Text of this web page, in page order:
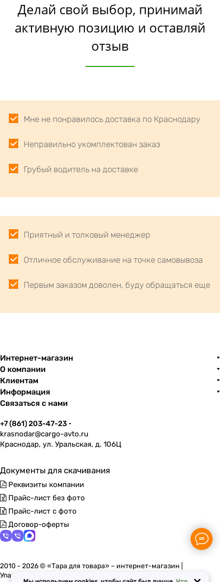
Делай свой выбор, принимай
активную позицию и оставляй
отзыв
Мне не понравилось доставка по Краснодару
Неправильно укомплектован заказ
Грубый водитель на доставке
Приятный и толковый менеджер
Отличное обслуживание на точке самовывоза
Первым заказом доволен, буду обращаться еще
Интернет-магазин
О компании
Клиентам
Информация
Связаться с нами
+7 (861) 203-47-23
krasnodar@cargo-avto.ru
Краснодар, ул. Уральская, д. 106Ц
Документы для скачивания
Реквизиты компании
Прайс-лист без фото
Прайс-лист с фото
Договор-оферты
2010 - 2026 © «Тара для товара» – интернет-магазин |
Упаковочные материалы в Краснодаре